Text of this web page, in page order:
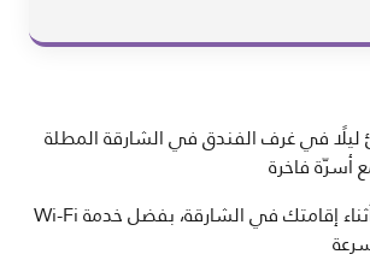
في غرف الفندق في الشارقة المطلة
فاخرة
ابقَ على اتصال أثناء إقامتك في الشارقة، بفضل خدمة Wi-Fi